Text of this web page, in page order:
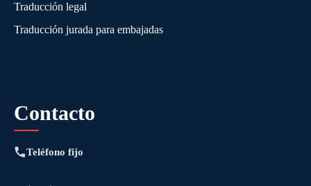
Traducción legal
Traducción jurada para embajadas
Contacto
Teléfono fijo